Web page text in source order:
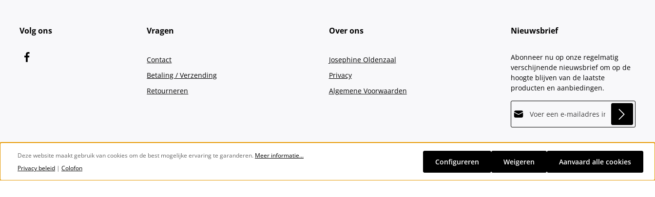
Volg ons Vragen
Contact
Betaling / Verzending
Retourneren
Over ons
Josephine Oldenzaal
Privacy
Algemene Voorwaarden
Nieuwsbrief
Abonneer nu op onze regelmatig
verschijnende nieuwsbrief om op de
hoogte blijven van de laatste
producten en aanbiedingen.
E-mailadres*
Door doorgaan te selecteren, bevestigt
u dat u onze
gegevensbeschermingsinformatiehebt
gelezen en onze
itsPrivacy PolicyandTerms of Useapply.
Velden gemarkeerd met asterisks (*)
zijn verplicht.
verzendkostenen eventuele bezorgkosten, indien niet anders vermeld.
Deze website maakt gebruik van cookies om de best mogelijke ervaring te garanderen. Meer informatie...
Privacy beleid | Colofon
Weigeren
Configureren Aanvaard alle cookies